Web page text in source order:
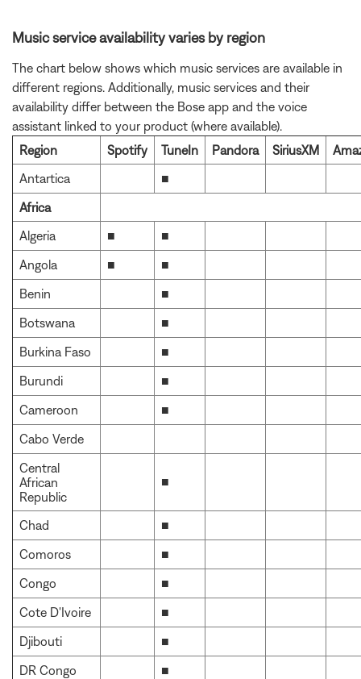
Music service availability varies by region
The chart below shows which music services are available in
different regions. Additionally, music services and their
availability differ between the Bose app and the voice
assistant linked to your product (where available).
Region
Spotify TuneIn Pandora SiriusXM
Antartica
■
Africa
Algeria
■
■
Angola
■
■
Benin
■
Botswana
■
Burkina Faso
■
Burundi
■
Cameroon
■
Cabo Verde
Central
African
Republic
■
Chad
■
Comoros
■
Congo
■
Cote D'Ivoire
■
Djibouti
■
DR Congo
■